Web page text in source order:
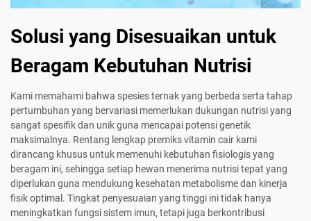
Solusi yang Disesuaikan untuk
Beragam Kebutuhan Nutrisi
Kami memahami bahwa spesies ternak yang berbeda serta tahap
pertumbuhan yang bervariasi memerlukan dukungan nutrisi yang
sangat spesifik dan unik guna mencapai potensi genetik
maksimalnya. Rentang lengkap premiks vitamin cair kami
dirancang khusus untuk memenuhi kebutuhan fisiologis yang
beragam ini, sehingga setiap hewan menerima nutrisi tepat yang
diperlukan guna mendukung kesehatan metabolisme dan kinerja
fisik optimal. Tingkat penyesuaian yang tinggi ini tidak hanya
meningkatkan fungsi sistem imun, tetapi juga berkontribusi